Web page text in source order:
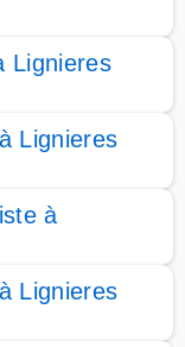
Lignieres
Lignieres
à
Lignieres